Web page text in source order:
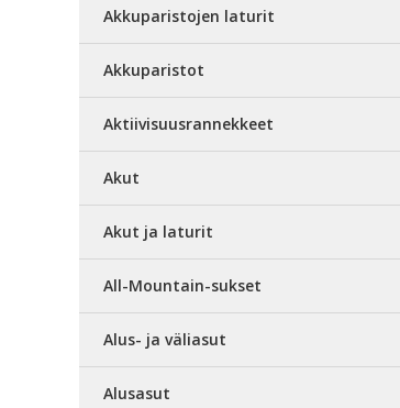
Akkuparistojen laturit
Akkuparistot
Aktiivisuusrannekkeet
Akut
Akut ja laturit
All-Mountain-sukset
Alus- ja väliasut
Alusasut